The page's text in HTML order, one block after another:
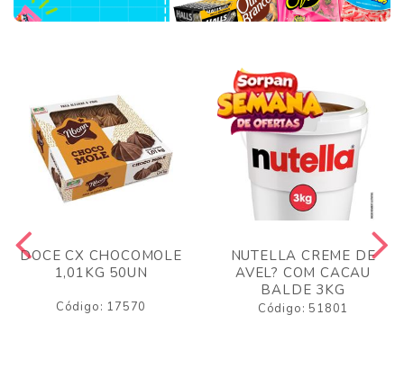
DOCE CX CHOCOMOLE
1,01KG 50UN
Código: 17570
NUTELLA CREME DE
AVEL? COM CACAU
BALDE 3KG
Código: 51801